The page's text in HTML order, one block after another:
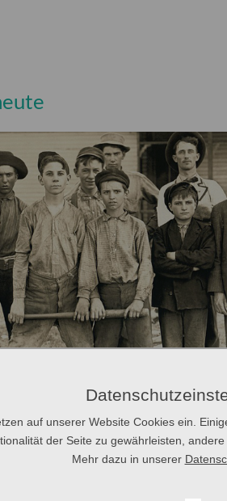
als ihre Eltern, ist kein neues
an den deutschen Universitäten.
uns an Wörter und Wendungen,
entdecken Sie ja alte Bekannte!
auf unserer Website Cookies ein.
der Seite zu gewährleisten,
Mehr dazu in unserer